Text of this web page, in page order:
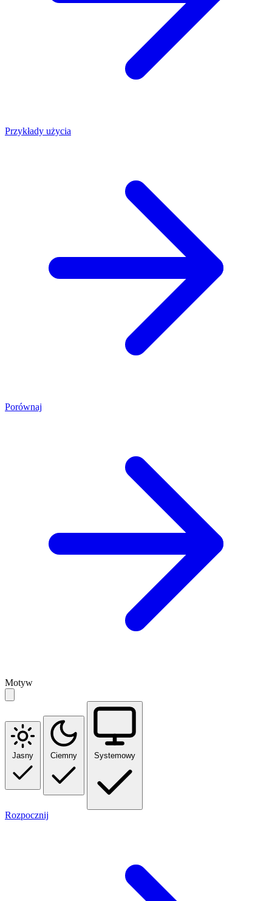
Przykłady użycia
Porównaj
Motyw
Jasny Ciemny Systemowy
Rozpocznij